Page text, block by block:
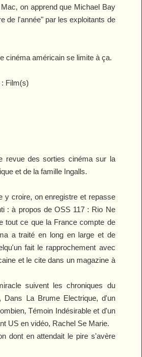
on apprend que Michael Bay
de l'année" par les exploitants de
cinéma américain se limite à ça.
: Film(s)
revue des sorties cinéma sur la
et de la famille Ingalls.
y croire, on enregistre et repasse
: à propos de OSS 117 : Rio Ne
tout ce que la France compte de
a traité en long en large et de
fait le rapprochement avec
et le cite dans un magazine à
suivent les chroniques du
Dans La Brume Electrique, d'un
Témoin Indésirableet d'un
US en vidéo, Rachel Se Marie.
dont en attendait le pire s'avère